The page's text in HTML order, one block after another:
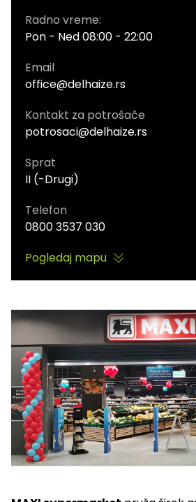
Radno vreme:
Pon - Ned 08:00 - 22:00
Email
office@delhaize.rs
Kontakt za potrošače
potrosaci@delhaize.rs
Sprat
II (-Drugi)
Telefon
0800 3537 030
Pogledaj mapu